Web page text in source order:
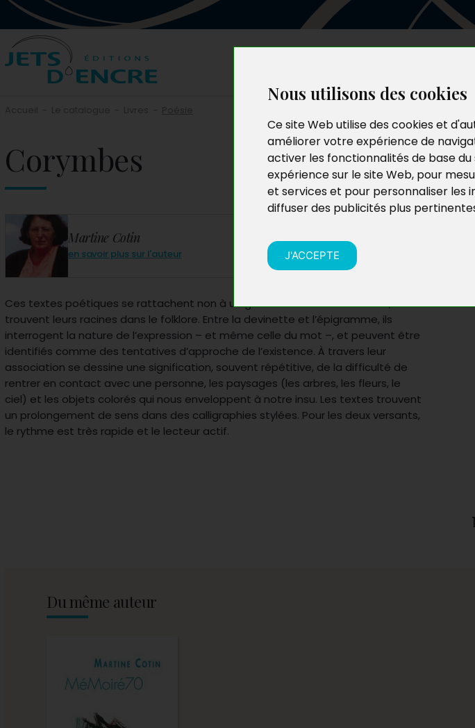
Nous utilisons des cookies
Ce site Web utilise des cookies et
améliorer votre expérience de
activer les fonctionnalités de base du
expérience sur le site Web, pour
et services et pour personnaliser les
diffuser des publicités plus
J'ACCEPTE
Corymbes
Martine Cotin
en savoir plus sur l'auteur
Ces textes poétiques se rattachent non à un genre mais à une tendance, et
trouvent leurs racines dans le folklore. Entre la devinette et l’épigramme, ils
interrogent la nature de l’expression – et même celle du mot –, et peuvent être
identifiés comme des tentatives d’approche de l’existence. À travers leur
association se dessine une signification, souvent répétitive, de la difficulté de
rentrer en contact avec une personne, les paysages (les arbres, les fleurs, le
ciel) et les objets colorés qui nous enveloppent à notre insu. Les textes trouvent
un prolongement de sens dans des calligraphies stylées. Pour les deux versants,
le rythme est très rapide et le lecteur actif.
Du même auteur